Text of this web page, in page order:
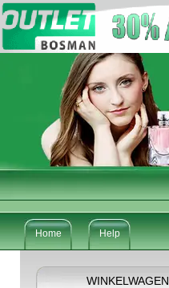
Home Help
WINKELWAGEN